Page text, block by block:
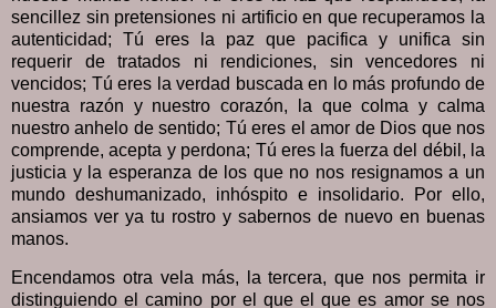
sencillez sin pretensiones ni artificio en que recuperamos la
autenticidad; Tú eres la paz que pacifica y unifica sin
requerir de tratados ni rendiciones, sin vencedores ni
vencidos; Tú eres la verdad buscada en lo más profundo de
nuestra razón y nuestro corazón, la que colma y calma
nuestro anhelo de sentido; Tú eres el amor de Dios que nos
comprende, acepta y perdona; Tú eres la fuerza del débil, la
justicia y la esperanza de los que no nos resignamos a un
mundo deshumanizado, inhóspito e insolidario. Por ello,
ansiamos ver ya tu rostro y sabernos de nuevo en buenas
manos.
Encendamos otra vela más, la tercera, que nos permita ir
distinguiendo el camino por el que el que es amor se nos